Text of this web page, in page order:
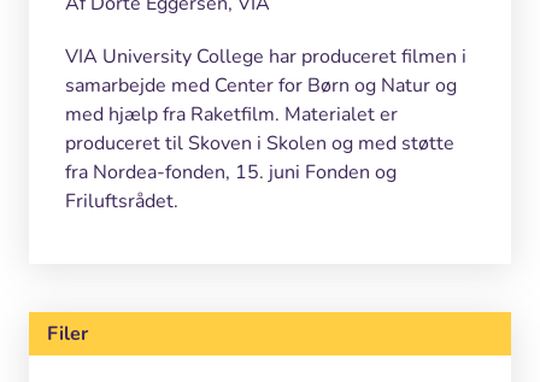
VIA University College har produceret filmen i
samarbejde med Center for Børn og Natur og
med hjælp fra Raketfilm. Materialet er
produceret til Skoven i Skolen og med støtte
fra Nordea-fonden, 15. juni Fonden og
Friluftsrådet.
Filer